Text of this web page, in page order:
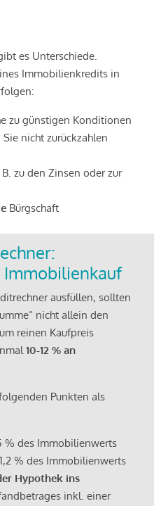
es Unterschiede.
Immobilienkredits in
zu günstigen Konditionen
Sie nicht zurückzahlen
B. zu den Zinsen oder zur
Bürgschaft
ausfüllen, sollten
nicht allein den
reinen Kaufpreis
10-12 % an
Punkten als
% des Immobilienwerts
% des Immobilienwerts
Hypothek ins
inkl. einer